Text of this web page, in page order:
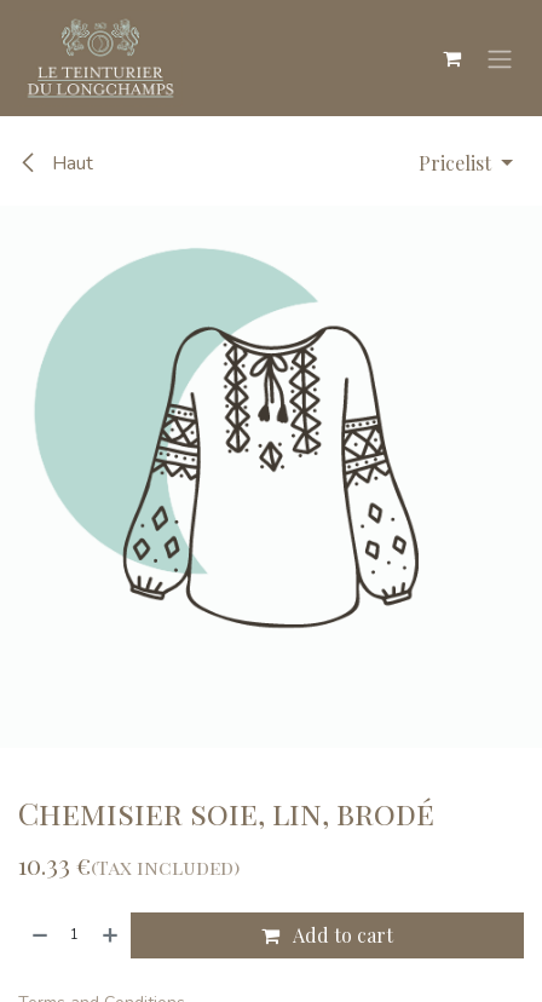
Haut Pricelist
Chemisier soie, lin, brodé
10.33 €(Tax included)
Add to cart